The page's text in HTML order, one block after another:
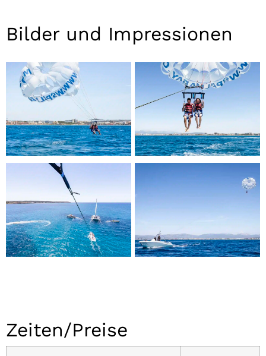
Bilder und Impressionen
Zeiten/Preise